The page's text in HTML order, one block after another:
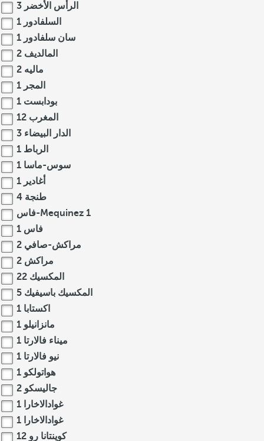
الرأس الأخضر 3
السلفادور 1
سان سلفادور 1
المالديف 2
ماليه 2
المجر 1
بودابست 1
المغرب 12
الدار البيضاء 3
الرباط 1
سوس-ماسا 1
أغادير 1
طنجة 4
فاس-Mequinez 1
فاس 1
مراكش-صافي 2
مراكش 2
المكسيك 22
المكسيك باسيفيك 5
اكستابا 1
مانزانيلو 1
ميناء فالارتا 1
نيو فالارتا 1
هواتولكو 1
جاليسكو 2
غوادالاخارا 1
غوادالاخارا 1
كوينتانا رو 12